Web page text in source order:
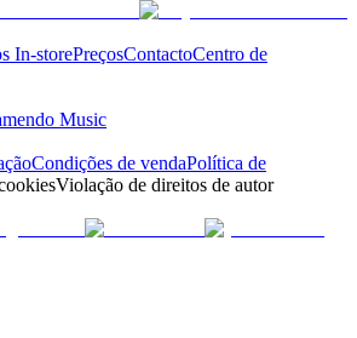
In-storePreçosContactoCentro de
Music
Condições de vendaPolítica de
Violação de direitos de autor